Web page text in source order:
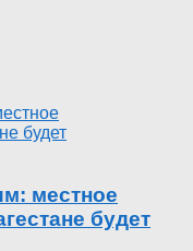
местное
будет